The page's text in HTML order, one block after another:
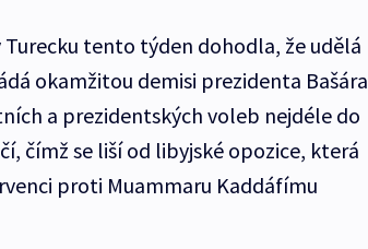
Turecku tento týden dohodla, že udělá
okamžitou demisi prezidenta Bašára
a prezidentských voleb nejdéle do
čímž se liší od libyjské opozice, která
proti Muammaru Kaddáfímu